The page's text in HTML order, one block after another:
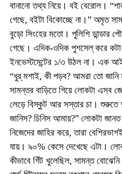
বানানো তথ্য নিয়ে। বই বেরোল।
গেছে, বইটা বিকোচ্ছে না।” অমৃত
বুড়ো সিংহের মতো। পুলিশি ডান্ডার
গেছে। এদিক-ওদিক পুশসেল্‌ করে
ইনভেস্টমেন্টের ১/৩ উঠল না। এক
“ধুর্‌ মশাই, কী পড়ব? আমরা তো জানি
সামন্তর বাড়িতে গিয়ে লোকটা এসব
লেড়ে বিস্কুট আর সস্তার চা। শুরুতে
জানিস? চিনিস আমায়?” লোকটা
নিজেদের জাহির করে, তারা
যায়। ৯০% কেসে দেখেছে এটা।
কীভাবে গিঁট খুলেছিল, সামন্ত